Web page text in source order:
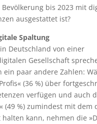
bis 2023 mit
ausgestattet ist?
Spaltung
Deutschland von einer
Gesellschaft
ein paar andere Zahlen:
(36 %) über
verfügen und auch
(49 %) zumindest mit dem
kann, nehmen die